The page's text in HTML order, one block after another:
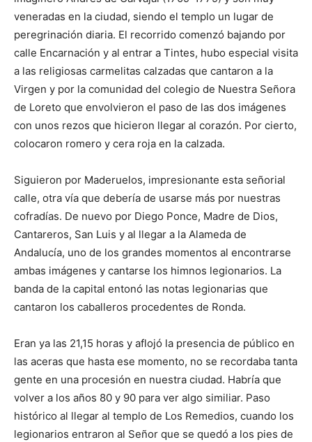
veneradas en la ciudad, siendo el templo un lugar de
peregrinación diaria. El recorrido comenzó bajando por
calle Encarnación y al entrar a Tintes, hubo especial visita
a las religiosas carmelitas calzadas que cantaron a la
Virgen y por la comunidad del colegio de Nuestra Señora
de Loreto que envolvieron el paso de las dos imágenes
con unos rezos que hicieron llegar al corazón. Por cierto,
colocaron romero y cera roja en la calzada.
Siguieron por Maderuelos, impresionante esta señorial
calle, otra vía que debería de usarse más por nuestras
cofradías. De nuevo por Diego Ponce, Madre de Dios,
Cantareros, San Luis y al llegar a la Alameda de
Andalucía, uno de los grandes momentos al encontrarse
ambas imágenes y cantarse los himnos legionarios. La
banda de la capital entonó las notas legionarias que
cantaron los caballeros procedentes de Ronda.
Eran ya las 21,15 horas y aflojó la presencia de público en
las aceras que hasta ese momento, no se recordaba tanta
gente en una procesión en nuestra ciudad. Habría que
volver a los años 80 y 90 para ver algo similiar. Paso
histórico al llegar al templo de Los Remedios, cuando los
legionarios entraron al Señor que se quedó a los pies de